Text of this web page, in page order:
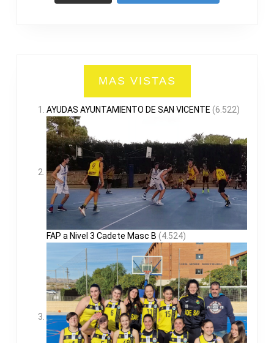
MAS VISTAS
AYUDAS AYUNTAMIENTO DE SAN VICENTE (6.522)
FAP a Nivel 3 Cadete Masc B (4.524)